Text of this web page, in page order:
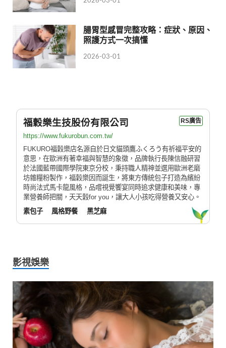
腸胃型感冒完整攻略：症狀、原因、
照護方式一次搞懂
2026-03-01
福穀樂生技股份有限公司 RS廣告
https://www.fukurobun.com.tw/
FUKURO福穀樂店名源自於日文貓頭鷹ふくろう有祈福平安的
意思，在歐洲有著幸福與智慧的象徵，品牌執行長陳信融研習
於法國藍帶國際學院東京分校，秉持職人精神並選用歐洲老磨
坊雜糧粉製作，福穀樂因而誕生，將東方傳統包子打造為繽紛
時尚法式馬卡龍風格，品嚐視覺饗宴同時追求健康和美味，專
業營養師把關，天天穀for you，讓大人小孩吃得營養又安心。
素包子
風格野餐 黑芝麻
影視娛樂